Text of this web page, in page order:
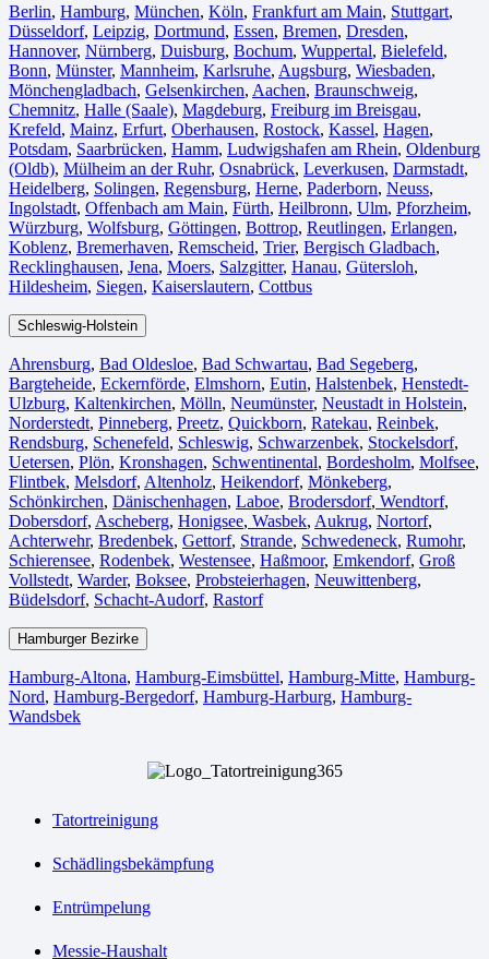
Berlin⁠, Hamburg, München, Köln⁠, Frankfurt am Main, Stuttgart,
Düsseldorf, Leipzig, Dortmund, Essen, Bremen, Dresden,
Hannover, Nürnberg, Duisburg⁠, Bochum, Wuppertal⁠, Bielefeld⁠,
Bonn⁠, Münster⁠, Mannheim, Karlsruhe, Augsburg, Wiesbaden⁠,
Mönchengladbach⁠, Gelsenkirchen⁠, Aachen⁠, Braunschweig,
Chemnitz⁠, Halle (Saale)⁠, Magdeburg, Freiburg im Breisgau⁠,
Krefeld⁠, Mainz⁠, Erfurt, Oberhausen⁠, Rostock⁠, Kassel⁠, Hagen,
Potsdam, Saarbrücken⁠, Hamm, Ludwigshafen am Rhein⁠, Oldenburg
(Oldb), Mülheim an der Ruhr, Osnabrück⁠, Leverkusen, Darmstadt⁠,
Heidelberg, Solingen, Regensburg, Herne⁠, Paderborn, Neuss,
Ingolstadt, Offenbach am Main, Fürth⁠, Heilbronn, Ulm⁠, Pforzheim,
Würzburg, Wolfsburg⁠, Göttingen, Bottrop, Reutlingen, Erlangen⁠,
Koblenz, Bremerhaven⁠, Remscheid, Trier⁠, Bergisch Gladbach,
Recklinghausen, Jena⁠, Moers⁠, Salzgitter⁠, Hanau, Gütersloh,
Hildesheim⁠, Siegen⁠, Kaiserslautern⁠, Cottbus⁠
Schleswig-Holstein
Ahrensburg, Bad Oldesloe, Bad Schwartau, Bad Segeberg,
Bargteheide, Eckernförde, Elmshorn, Eutin, Halstenbek, Henstedt-
Ulzburg, Kaltenkirchen, Mölln, Neumünster, Neustadt in Holstein,
Norderstedt, Pinneberg, Preetz, Quickborn, Ratekau, Reinbek,
Rendsburg, Schenefeld, Schleswig, Schwarzenbek, Stockelsdorf,
Uetersen, Plön, Kronshagen, Schwentinental, Bordesholm, Molfsee,
Flintbek, Melsdorf, Altenholz, Heikendorf, Mönkeberg,
Schönkirchen, Dänischenhagen, Laboe, Brodersdorf, Wendtorf,
Dobersdorf, Ascheberg, Honigsee, Wasbek, Aukrug, Nortorf,
Achterwehr, Bredenbek, Gettorf, Strande, Schwedeneck, Rumohr,
Schierensee, Rodenbek, Westensee, Haßmoor, Emkendorf, Groß
Vollstedt, Warder, Boksee, Probsteierhagen, Neuwittenberg,
Büdelsdorf, Schacht-Audorf, Rastorf
Hamburger Bezirke
Hamburg-Altona, Hamburg-Eimsbüttel, Hamburg-Mitte, Hamburg-
Nord, Hamburg-Bergedorf, Hamburg-Harburg, Hamburg-
Wandsbek
Tatortreinigung
Schädlingsbekämpfung
Entrümpelung
Messie-Haushalt